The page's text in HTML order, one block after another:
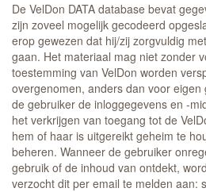
De VelDon DATA database bevat
zijn zoveel mogelijk gecodeerd
erop gewezen dat hij/zij zorgvuldig
gaan. Het materiaal mag niet zonder
toestemming van VelDon worden
overgenomen, anders dan voor
de gebruiker de inloggegevens en -
het verkrijgen van toegang tot de
hem of haar is uitgereikt geheim te
beheren. Wanneer de gebruiker
gebruik of de inhoud van ontdekt,
verzocht dit per email te melden aan: